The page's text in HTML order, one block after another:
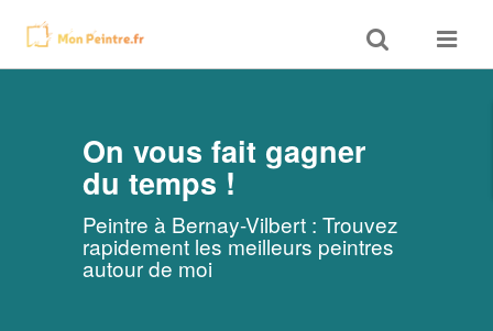
Toggle
search
Toggle
On vous fait gagner
du temps !
Peintre à Bernay-Vilbert : Trouvez
rapidement les meilleurs peintres
autour de moi